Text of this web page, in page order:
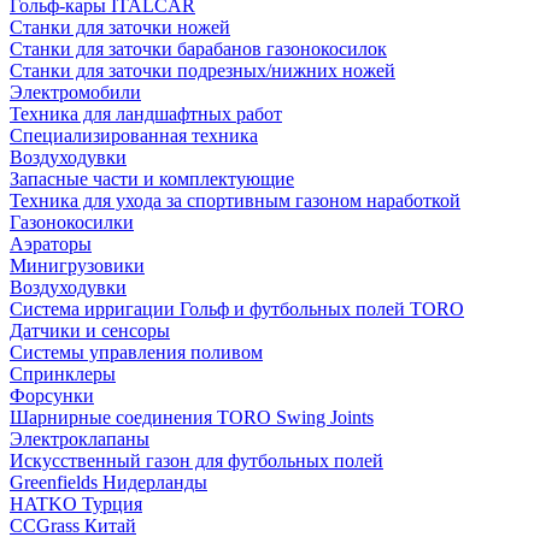
Гольф-кары ITALCAR
Станки для заточки ножей
Станки для заточки барабанов газонокосилок
Станки для заточки подрезных/нижних ножей
Электромобили
Техника для ландшафтных работ
Специализированная техника
Воздуходувки
Запасные части и комплектующие
Техника для ухода за спортивным газоном наработкой
Газонокосилки
Аэраторы
Минигрузовики
Воздуходувки
Система ирригации Гольф и футбольных полей TORO
Датчики и сенсоры
Системы управления поливом
Спринклеры
Форсунки
Шарнирные соединения TORO Swing Joints
Электроклапаны
Искусственный газон для футбольных полей
Greenfields Нидерланды
HATKO Турция
CCGrass Китай